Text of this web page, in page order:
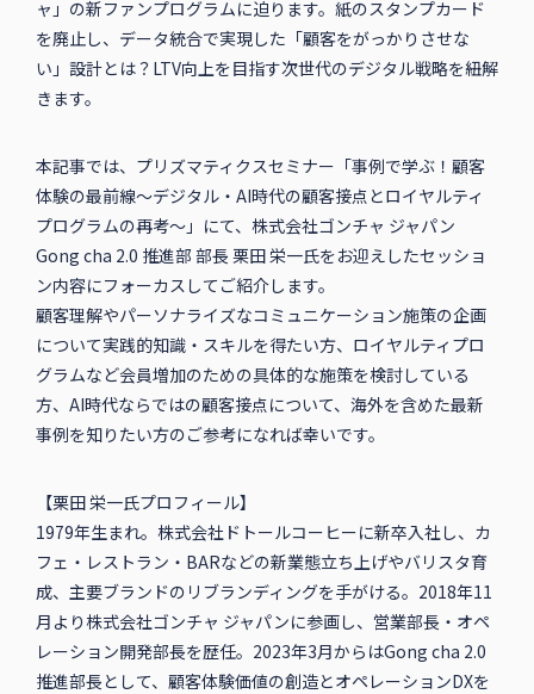
ャ」の新ファンプログラムに迫ります。紙のスタンプカード
を廃止し、データ統合で実現した「顧客をがっかりさせな
い」設計とは？LTV向上を目指す次世代のデジタル戦略を紐解
きます。
本記事では、プリズマティクスセミナー「事例で学ぶ！顧客
体験の最前線～デジタル・AI時代の顧客接点とロイヤルティ
プログラムの再考～」にて、株式会社ゴンチャ ジャパン
Gong cha 2.0 推進部 部長 栗田 栄一氏をお迎えしたセッショ
ン内容にフォーカスしてご紹介します。
顧客理解やパーソナライズなコミュニケーション施策の企画
について実践的知識・スキルを得たい方、ロイヤルティプロ
グラムなど会員増加のための具体的な施策を検討している
方、AI時代ならではの顧客接点について、海外を含めた最新
事例を知りたい方のご参考になれば幸いです。
【栗田 栄一氏プロフィール】
1979年生まれ。株式会社ドトールコーヒーに新卒入社し、カ
フェ・レストラン・BARなどの新業態立ち上げやバリスタ育
成、主要ブランドのリブランディングを手がける。2018年11
月より株式会社ゴンチャ ジャパンに参画し、営業部長・オペ
レーション開発部長を歴任。2023年3月からはGong cha 2.0
推進部長として、顧客体験価値の創造とオペレーションDXを